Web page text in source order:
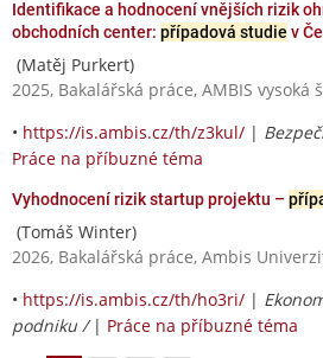
Identifikace a hodnocení vnějších rizik
obchodních center: případová studie v
(Matěj Purkert)
2025, Bakalářská práce, AMBIS vysoká
• https://is.ambis.cz/th/z3kul/ |
Práce na příbuzné téma
Vyhodnocení rizik startup projektu –
(Tomáš Winter)
2026, Bakalářská práce, Ambis
• https://is.ambis.cz/th/ho3ri/ |
podniku / | Práce na příbuzné téma